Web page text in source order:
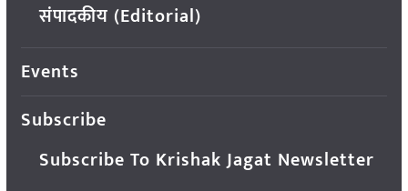
संपादकीय (Editorial)
Events
Subscribe
Subscribe To Krishak Jagat Newsletter